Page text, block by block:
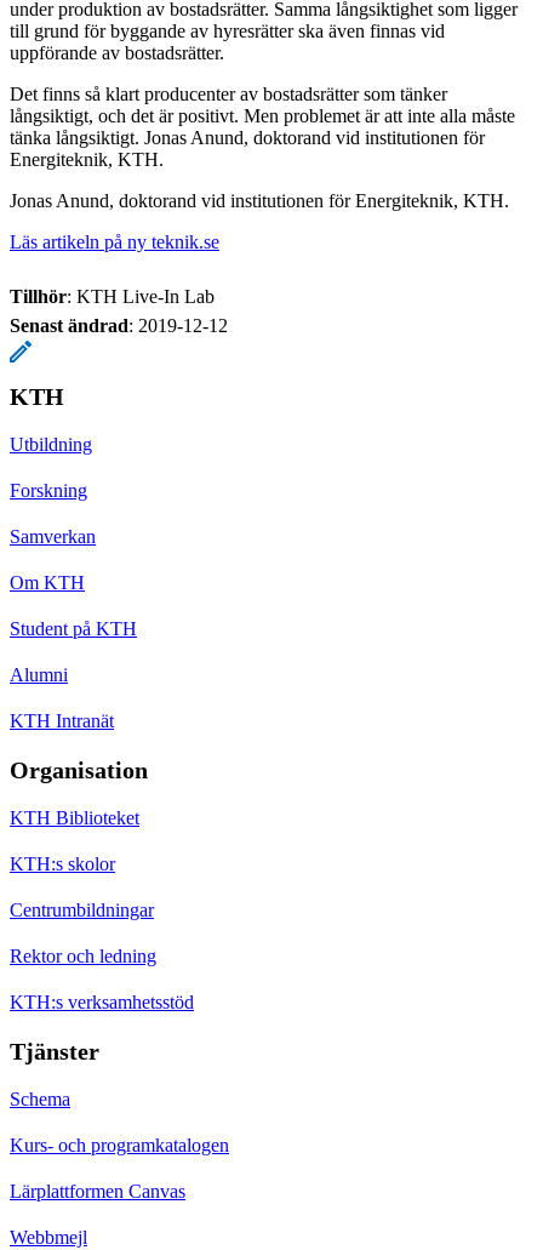
under produktion av bostadsrätter. Samma långsiktighet som ligger
till grund för byggande av hyresrätter ska även finnas vid
uppförande av bostadsrätter.
Det finns så klart producenter av bostadsrätter som tänker
långsiktigt, och det är positivt. Men problemet är att inte alla måste
tänka långsiktigt. Jonas Anund, doktorand vid institutionen för
Energiteknik, KTH.
Jonas Anund, doktorand vid institutionen för Energiteknik, KTH.
Läs artikeln på ny teknik.se
Tillhör: KTH Live-In Lab
Senast ändrad: 2019-12-12
KTH
Utbildning
Forskning
Samverkan
Om KTH
Student på KTH
Alumni
KTH Intranät
Organisation
KTH Biblioteket
KTH:s skolor
Centrumbildningar
Rektor och ledning
KTH:s verksamhetsstöd
Tjänster
Schema
Kurs- och programkatalogen
Lärplattformen Canvas
Webbmejl